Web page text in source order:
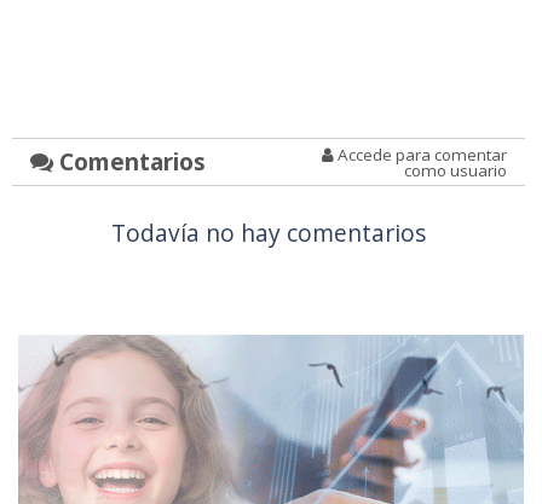
Comentarios Accede para comentar
como usuario
Todavía no hay comentarios